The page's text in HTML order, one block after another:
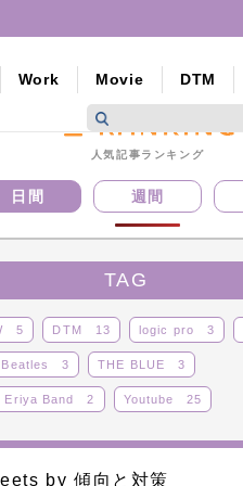
Work Movie DTM
人気記事ランキング
日間 週間
TAG
5 DTM 13 logic pro 3
3 THE BLUE 3
Eriya Band 2 Youtube 25
ライブ
by 傾向と対策